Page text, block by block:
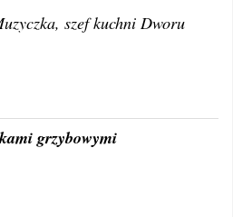
szef kuchni Dworu
grzybowymi